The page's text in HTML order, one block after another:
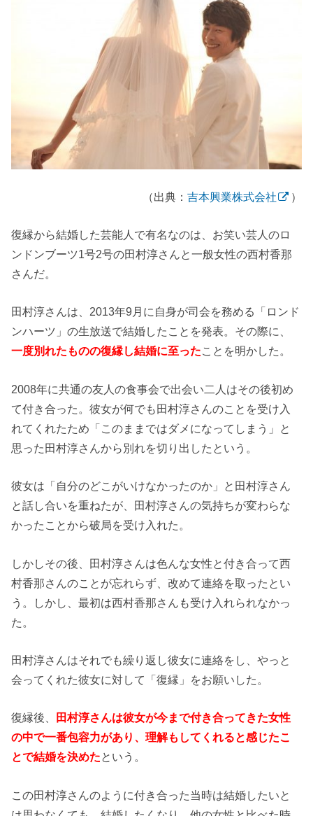
（出典： 吉本興業株式会社 ）
復縁から結婚した芸能人で有名なのは、お笑い芸人のロ
ンドンブーツ1号2号の田村淳さんと一般女性の西村香那
さんだ。
田村淳さんは、2013年9月に自身が司会を務める「ロンド
ンハーツ」の生放送で結婚したことを発表。その際に、
一度別れたものの復縁し結婚に至ったことを明かした。
2008年に共通の友人の食事会で出会い二人はその後初め
て付き合った。彼女が何でも田村淳さんのことを受け入
れてくれたため「このままではダメになってしまう」と
思った田村淳さんから別れを切り出したという。
彼女は「自分のどこがいけなかったのか」と田村淳さん
と話し合いを重ねたが、田村淳さんの気持ちが変わらな
かったことから破局を受け入れた。
しかしその後、田村淳さんは色んな女性と付き合って西
村香那さんのことが忘れらず、改めて連絡を取ったとい
う。しかし、最初は西村香那さんも受け入れられなかっ
た。
田村淳さんはそれでも繰り返し彼女に連絡をし、やっと
会ってくれた彼女に対して「復縁」をお願いした。
復縁後、
田村淳さんは彼女が今まで付き合ってきた女性
の中で一番包容力があり、理解もしてくれると感じたこ
とで結婚を決めたという。
この田村淳さんのように付き合った当時は結婚したいと